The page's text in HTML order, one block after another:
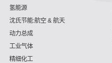
氢能源
沈氏节能:航空 & 航天
动力总成
工业气体
精细化工